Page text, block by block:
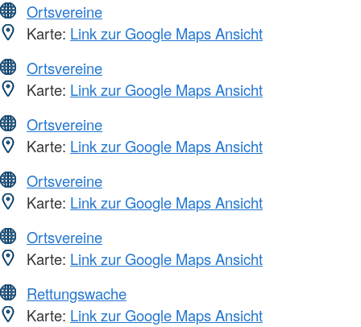
Ortsvereine
Karte: Link zur Google Maps Ansicht
Ortsvereine
Karte: Link zur Google Maps Ansicht
Ortsvereine
Karte: Link zur Google Maps Ansicht
Ortsvereine
Karte: Link zur Google Maps Ansicht
Ortsvereine
Karte: Link zur Google Maps Ansicht
Rettungswache
Karte: Link zur Google Maps Ansicht